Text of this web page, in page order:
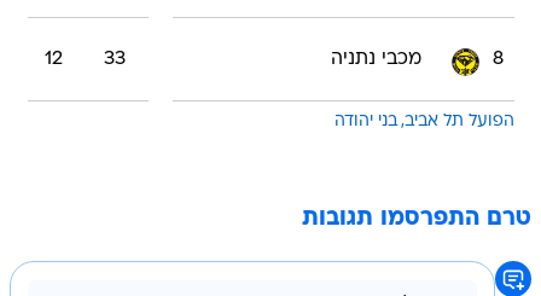
8 מכבי נתניה 33
12
הפועל תל אביב בני יהודה
טרם התפרסמו תגובות